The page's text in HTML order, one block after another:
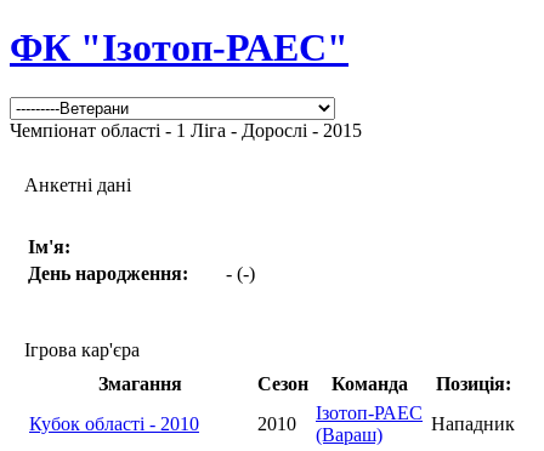
ФК "Ізотоп-РАЕС"
Чемпіонат області - 1 Ліга - Дорослі - 2015
Анкетні дані
Ім'я:
День народження:
- (-)
Ігрова кар'єра
Змагання
Сезон Команда
Позиція:
Кубок області - 2010
2010
Ізотоп-РАЕС
(Вараш)
Нападник